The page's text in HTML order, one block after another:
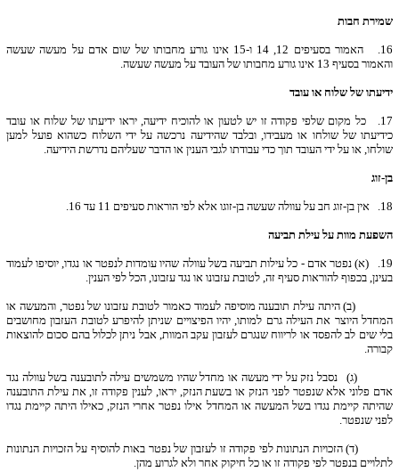
שמירת חבות
16.
האמור בסעיפים 12, 14 ו-15 אינו גורע מחבותו של שום אדם על מעשה שעשה
והאמור בסעיף 13 אינו גורע מחבותו של העובד על מעשה שעשה.
ידיעתו של שלוח או עובד
17.
כל מקום שלפי פקודה זו יש לטעון או להוכיח ידיעה, יראו ידיעתו של שלוח או עובד
כידיעתו של שולחו או מעבידו, ובלבד שהידיעה נרכשה על ידי השלוח כשהוא פועל למען
שולחו, או על ידי העובד תוך כדי עבודתו לגבי הענין או הדבר שעליהם נדרשת הידיעה.
בן-זוג
18. אין בן-זוג חב על עוולה שעשה בן-זוגו אלא לפי הוראות סעיפים 11 עד 16.
השפעת מוות על עילת תביעה
19.
(א) נפטר אדם - כל עילות תביעה בשל עוולה שהיו עומדות לנפטר או נגדו, יוסיפו לעמוד
בעינן, בכפוף להוראות סעיף זה, לטובת עזבונו או נגד עזבונו, הכל לפי הענין.
(ב) היתה עילת תובענה מוסיפה לעמוד כאמור לטובת עזבונו של נפטר, והמעשה או
המחדל היוצר את העילה גרם למותו, יהיו הפיצויים שניתן להיפרע לטובת העזבון מחושבים
בלי שים לב להפסד או לריווח שנגרם לעזבון עקב המוות, אבל ניתן לכלול בהם סכום להוצאות
קבורה.
(ג) נסבל נזק על ידי מעשה או מחדל שהיו משמשים עילה לתובענה בשל עוולה נגד
אדם פלוני אלא שנפטר לפני הנזק או בשעת הנזק, יראו, לענין פקודה זו, את עילת התובענה
שהיתה קיימת נגדו בשל המעשה או המחדל אילו נפטר אחרי הנזק, כאילו היתה קיימת נגדו
לפני שנפטר.
(ד) הזכויות הנתונות לפי פקודה זו לעזבון של נפטר באות להוסיף על הזכויות הנתונות
לתלויים בנפטר לפי פקודה זו או כל חיקוק אחר ולא לגרוע מהן.